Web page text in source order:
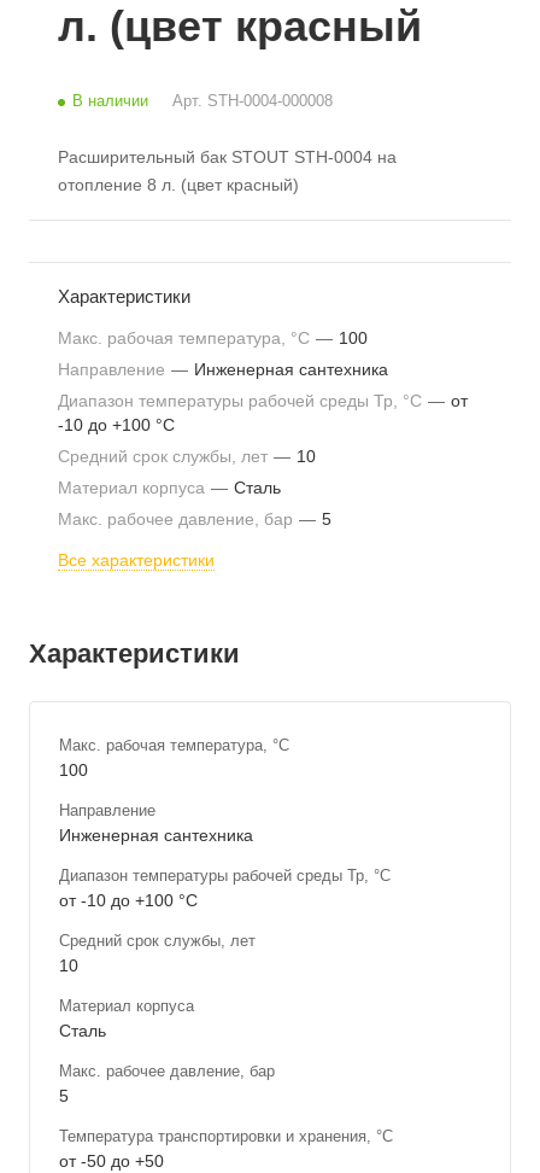
л. (цвет красный
В наличии Арт. STH-0004-000008
Расширительный бак STOUT STH-0004 на
отопление 8 л. (цвет красный)
Характеристики
Макс. рабочая температура, °С — 100
Направление — Инженерная сантехника
Диапазон температуры рабочей среды Тр, °С — от
-10 до +100 °С
Средний срок службы, лет — 10
Материал корпуса — Сталь
Макс. рабочее давление, бар — 5
Все характеристики
Характеристики
Макс. рабочая температура, °С
100
Направление
Инженерная сантехника
Диапазон температуры рабочей среды Тр, °С
от -10 до +100 °С
Средний срок службы, лет
10
Материал корпуса
Сталь
Макс. рабочее давление, бар
5
Температура транспортировки и хранения, °С
от -50 до +50